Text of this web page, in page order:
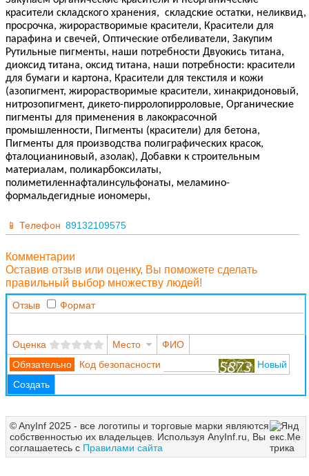
красители складского хранения, складские остатки, неликвид,
просрочка, жирорастворимые красители, Красители для
парафина и свечей, Оптические отбеливатели, Закупим
Рутильные пигменты, наши потребности Двуокись титана,
диоксид титана, оксид титана, наши потребности: красители
для бумаги и картона, Красители для текстиля и кожи
(азопигмент, жирорастворимые красители, хинакридоновый,
нитрозопигмент, дикето-пирролопирроловые, Органические
пигменты для применения в лакокрасочной
промышленности, Пигменты (красители) для бетона,
Пигменты для производства полиграфических красок,
фталоцианиновый, азолак), Добавки к строительным
материалам, поликарбоксилаты,
полиметиленнафталинсульфонаты, меламино-
формальдегидные иономеры,
Телефон 89132109575
Комментарии
Оставив отзыв или оценку, Вы поможете сделать
правильный выбор множеству людей!
Отзыв Формат
Оценка Место
ФИО
Код безопасности
Новый
Создать
© AnyInf 2025 - все логотипы и торговые марки являются
собственностью их владельцев. Используя AnyInf.ru, Вы
соглашаетесь с Правилами сайта